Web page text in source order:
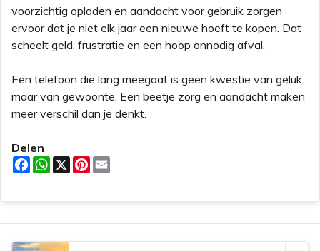
voorzichtig opladen en aandacht voor gebruik zorgen
ervoor dat je niet elk jaar een nieuwe hoeft te kopen. Dat
scheelt geld, frustratie en een hoop onnodig afval.
Een telefoon die lang meegaat is geen kwestie van geluk
maar van gewoonte. Een beetje zorg en aandacht maken
meer verschil dan je denkt.
Delen
F
a
k
W
h
p
X
P
s